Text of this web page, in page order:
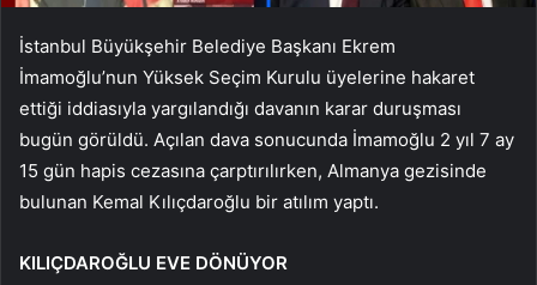
İstanbul Büyükşehir Belediye Başkanı Ekrem
İmamoğlu’nun Yüksek Seçim Kurulu üyelerine hakaret
ettiği iddiasıyla yargılandığı davanın karar duruşması
bugün görüldü. Açılan dava sonucunda İmamoğlu 2 yıl 7 ay
15 gün hapis cezasına çarptırılırken, Almanya gezisinde
bulunan Kemal Kılıçdaroğlu bir atılım yaptı.
KILIÇDAROĞLU EVE DÖNÜYOR